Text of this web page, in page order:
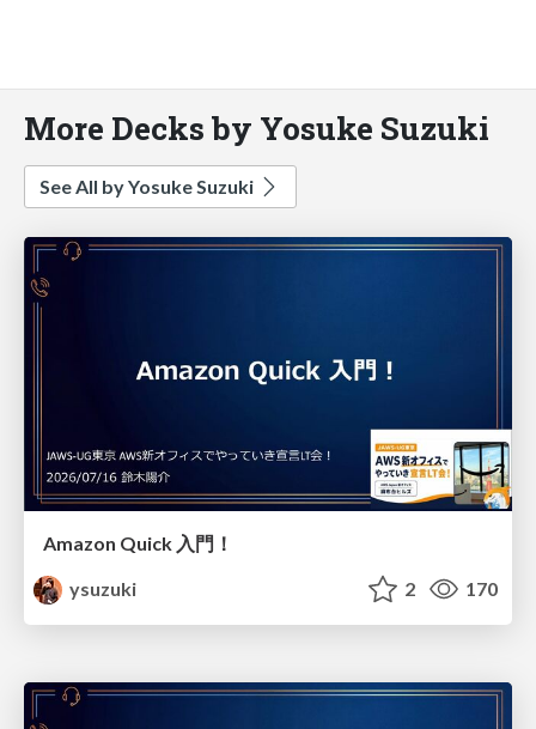
More Decks by Yosuke Suzuki
See All by Yosuke Suzuki
Amazon Quick 入門！
ysuzuki
2 170